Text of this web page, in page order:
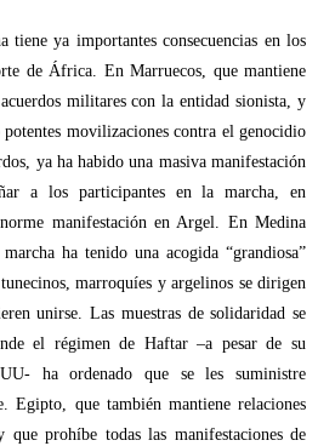
tiene ya importantes consecuencias en los
de África. En Marruecos, que mantiene
militares con la entidad sionista, y
potentes movilizaciones contra el genocidio
ya ha habido una masiva manifestación
a los participantes en la marcha, en
manifestación en Argel. En Medina
ha tenido una acogida “grandiosa”
marroquíes y argelinos se dirigen
unirse. Las muestras de solidaridad se
el régimen de Haftar –a pesar de su
ha ordenado que se les suministre
Egipto, que también mantiene relaciones
prohíbe todas las manifestaciones de